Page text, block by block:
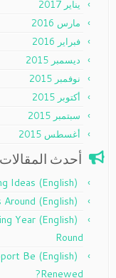
يناير 2017
مارس 2016
فبراير 2016
ديسمبر 2015
نوفمبر 2015
أكتوبر 2015
سبتمبر 2015
أغسطس 2015
أحدث المقالات
(English) Pizza Joint Marketing Ideas
(English) How to Turn a Doomed Business Around
Year
Round
Be
Renewed?